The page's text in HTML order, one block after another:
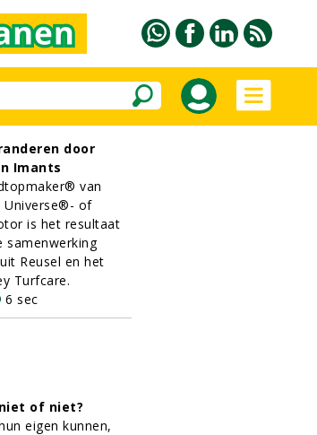
door
Imants
van
of
is het resultaat
samenwerking
Reusel en het
Turfcare.
6 sec
of niet?
eigen kunnen,